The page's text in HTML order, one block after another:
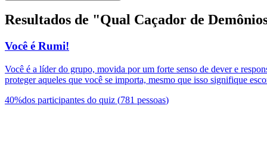
Resultados de "Qual Caçador de
Você é Rumi!
Você é a líder do grupo, movida por um forte senso de dever e
proteger aqueles que você se importa, mesmo que isso signifique
40%dos participantes do quiz (781 pessoas)